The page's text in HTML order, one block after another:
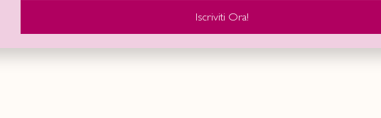
Iscriviti Ora!